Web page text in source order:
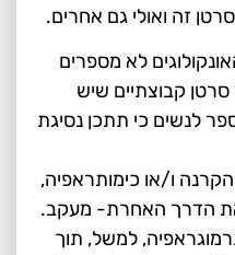
זה ואולי גם אחרים.
לא מספרים
קבוצתיים שיש
לנשים כי תתכן נסיגת
ו/או כימותראפיה,
הדרך האחרת- מעקב.
למשל, תוך